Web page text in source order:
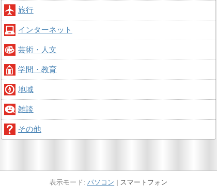
旅行
インターネット
芸術・人文
学問・教育
地域
雑談
その他
パソコン スマートフォン